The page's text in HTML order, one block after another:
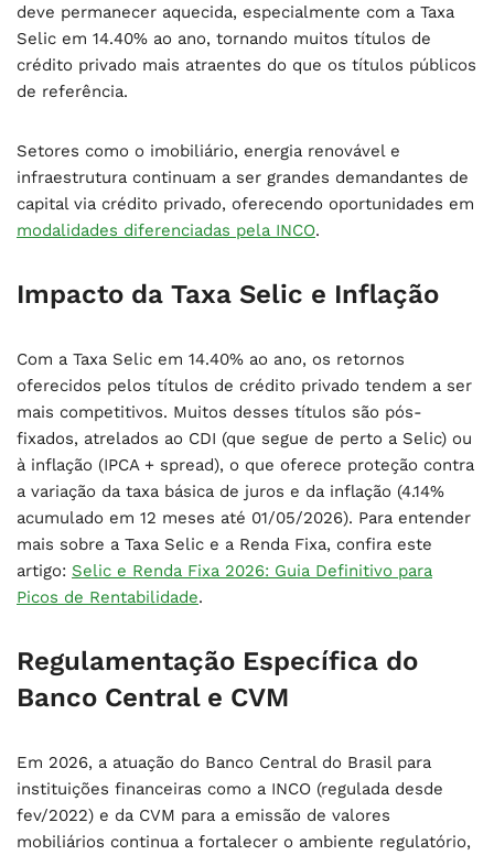
deve permanecer aquecida, especialmente com a Taxa
Selic em 14.40% ao ano, tornando muitos títulos de
crédito privado mais atraentes do que os títulos públicos
de referência.
Setores como o imobiliário, energia renovável e
infraestrutura continuam a ser grandes demandantes de
capital via crédito privado, oferecendo oportunidades em
modalidades diferenciadas pela INCO.
Impacto da Taxa Selic e Inflação
Com a Taxa Selic em 14.40% ao ano, os retornos
oferecidos pelos títulos de crédito privado tendem a ser
mais competitivos. Muitos desses títulos são pós-
fixados, atrelados ao CDI (que segue de perto a Selic) ou
à inflação (IPCA + spread), o que oferece proteção contra
a variação da taxa básica de juros e da inflação (4.14%
acumulado em 12 meses até 01/05/2026). Para entender
mais sobre a Taxa Selic e a Renda Fixa, confira este
artigo: Selic e Renda Fixa 2026: Guia Definitivo para
Picos de Rentabilidade.
Regulamentação Específica do
Banco Central e CVM
Em 2026, a atuação do Banco Central do Brasil para
instituições financeiras como a INCO (regulada desde
fev/2022) e da CVM para a emissão de valores
mobiliários continua a fortalecer o ambiente regulatório,